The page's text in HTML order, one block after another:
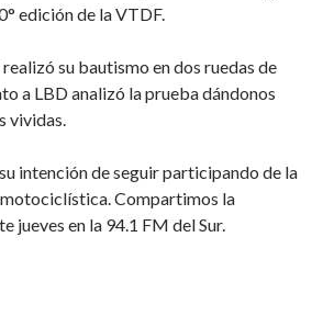
edición de la VTDF.
su bautismo en dos ruedas de
a LBD analizó la prueba dándonos
vividas.
intención de seguir participando de la
Compartimos la
jueves en la 94.1 FM del Sur.
(Audio)